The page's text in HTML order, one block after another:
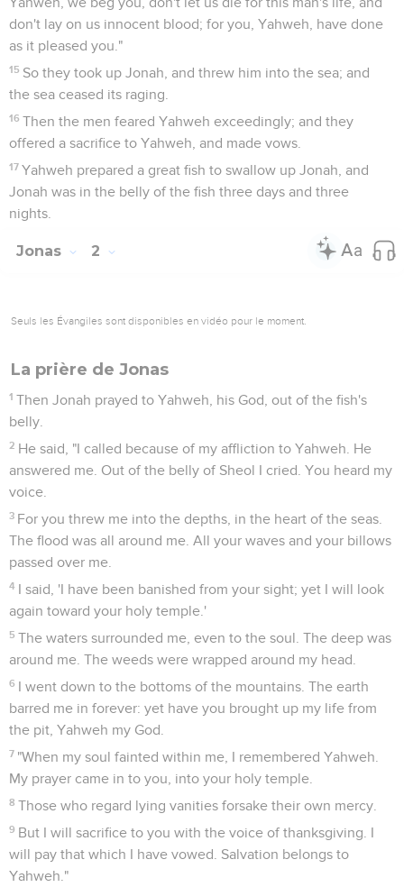
désire alors mourir (4.3) et dévoile les raisons profondes de
sa rébellion contre Dieu : connaissant l’amour et la
bienveillance de l’Eternel (4.2), le prophète ne voulait pas
offrir une « chance » de salut aux Assyriens, peuple
belliqueux à la cruauté proverbiale, qui, selon Amos,
contemporain de Jonas, allait ruiner Israël. Le manque de
pitié du prophète, qui se voulait plus « juste » que Dieu (4.4-
11), était donc peut-être teinté d’un nationalisme étroit qui
s’opposait à la volonté de Dieu de bénir toutes les nations
par Israël (Gn 12.3 ; Ex 19.5s. ; 1 R 17.8ss. ; 2 R 5 ; Ps 96 ; 98 ;
de sa mission, le Seigneur leur répondra par celui de Jonas :
ventre d’un grand poisson, le *Messie attendu restera trois
11.29). Mais aveuglés par leur nationalisme religieux, les
Juifs du temps de Jsus ne le reconnaîtront pas (12.41 ; Lc
11.30).
La Bible Du Semeur Copyright © 1992, 1999 by Biblica, Inc.® Used by
Seuls les Évangiles sont disponibles en vidéo pour le moment.
Jonas essaie de fuir loin du Seigneur
1 Now the word of Yahweh came to Jonah the son of Amittai,
saying,
2 "Arise, go to Nineveh, that great city, and preach against it,
for their wickedness has come up before me."
But Jonah rose up to flee to Tarshish from the presence of
Yahweh. He went down to Joppa, and found a ship going to
Tarshish; so he paid its fare, and went down into it, to go